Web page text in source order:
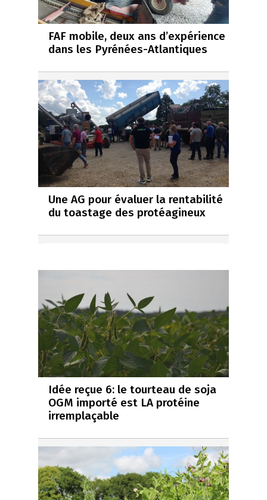
FAF mobile, deux ans d’expérience
dans les Pyrénées-Atlantiques
Une AG pour évaluer la rentabilité
du toastage des protéagineux
Idée reçue 6: le tourteau de soja
OGM importé est LA protéine
irremplaçable